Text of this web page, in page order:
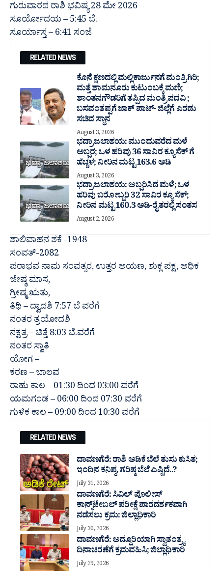
ಗುರುವಾರದ ರಾಶಿ ಭವಿಷ್ಯ 28 ಮೇ 2026
ಸೂರ್ಯೋದಯ – 5:45 ಬೆ.
ಸೂರ್ಯಾಸ್ತ – 6:41 ಸಂಜೆ
RELATED NEWS
ಕೊನೆ ಕ್ಷಣದಲ್ಲಿ ಮಲ್ಲಿಕಾರ್ಜುನಗೆ ಮಂತ್ರಿಗಿರಿ;
ಮತ್ತೆ ಶಾಮನೂರು ಕುಟುಂಬಕ್ಕೆ ಮಣಿ;
ಶಾಂತನಗೌಡರಿಗೆ ತಪ್ಪಿದ ಮಂತ್ರಿ ಪದವಿ ;
ಬಸವಂತಪ್ಪಗೆ ಜಾಕ್ ಪಾಟ್- ಜಿಲ್ಲೆಗೆ ಎರಡು
ಸಚಿವ ಸ್ಥಾನ
August 3, 2026
ಭದ್ರಾ ಜಲಾಶಯ: ಮುಂದುವರೆದ ಮಳೆ
ಅಬ್ಬರ; ಒಳ ಹರಿವು 36 ಸಾವಿರ‌ ಕ್ಯೂಸೆಕ್ ಗೆ
ಹೆಚ್ಚಳ; ನೀರಿನ ಮಟ್ಟ 163.6 ಅಡಿ
August 3, 2026
ಭದ್ರಾ ಜಲಾಶಯ: ಅಬ್ಬರಿಸಿದ ಮಳೆ; ಒಳ
ಹರಿವು ಬರೋಬ್ಬರಿ 32 ಸಾವಿರ‌ ಕ್ಯೂಸೆಕ್;
ನೀರಿನ ಮಟ್ಟ 160.3 ಅಡಿ-ರೈತರಲ್ಲಿ ಸಂತಸ
August 2, 2026
ಶಾಲಿವಾಹನ ಶಕೆ -1948
ಸಂವತ್-2082
ಪರಾಭವ ನಾಮ ಸಂವತ್ಸರ, ಉತ್ತರ ಅಯಣ, ಶುಕ್ಲ ಪಕ್ಷ, ಅಧಿಕ
ಜೇಷ್ಠ ಮಾಸ,
ಗ್ರೀಷ್ಮ ಋತು,
ತಿಥಿ – ದ್ವಾದಶಿ 7:57 ಬೆ ವರೆಗೆ
ನಂತರ ತ್ರಯೋದಶಿ
ನಕ್ಷತ್ರ – ಚಿತ್ತೆ 8:03 ಬೆ.ವರೆಗೆ
ನಂತರ ಸ್ವಾತಿ
ಯೋಗ –
ಕರಣ – ಬಾಲವ
ರಾಹು ಕಾಲ – 01:30 ದಿಂದ 03:00 ವರೆಗೆ
ಯಮಗಂಡ – 06:00 ದಿಂದ 07:30 ವರೆಗೆ
ಗುಳಿಕ ಕಾಲ – 09:00 ದಿಂದ 10:30 ವರೆಗೆ
RELATED NEWS
ದಾವಣಗೆರೆ: ರಾಶಿ ಅಡಿಕೆ ಬೆಲೆ ತುಸು‌ ಕುಸಿತ;
ಇಂದಿನ ಕನಿಷ್ಠ, ಗರಿಷ್ಠ ಬೆಲೆ ಎಷ್ಟಿದೆ..?
July 31, 2026
ದಾವಣಗೆರೆ: ಸಿವಿಲ್ ಪೊಲೀಸ್
ಕಾನ್ಸ್‌ಟೇಬಲ್ ಪರೀಕ್ಷೆ ಪಾರದರ್ಶಕವಾಗಿ
ನಡೆಸಲು ಕ್ರಮ: ಜಿಲ್ಲಾಧಿಕಾರಿ
July 30, 2026
ದಾವಣಗೆರೆ: ಅದ್ದೂರಿಯಾಗಿ ಸ್ವಾತಂತ್ರ್ಯ
ದಿನಾಚರಣೆಗೆ ಕ್ರಮವಹಿಸಿ; ಜಿಲ್ಲಾಧಿಕಾರಿ
July 29, 2026